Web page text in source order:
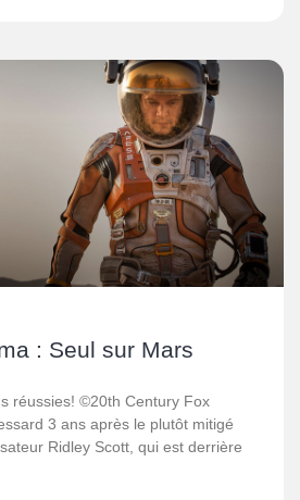
: Seul sur Mars
réussies! ©20th Century Fox
3 ans après le plutôt mitigé
Ridley Scott, qui est derrière